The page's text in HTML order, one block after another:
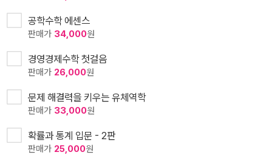
공학수학 에센스
판매가 34,000원
경영경제수학 첫걸음
판매가 26,000원
문제 해결력을 키우는 유체역학
판매가 33,000원
확률과 통계 입문 - 2판
판매가 25,000원